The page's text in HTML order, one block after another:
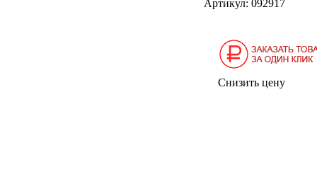
Артикул: 092917
Снизить цену